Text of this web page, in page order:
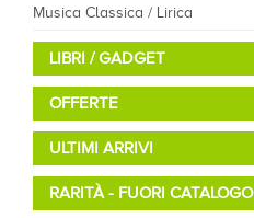
Musica Classica / Lirica
LIBRI / GADGET
OFFERTE
ULTIMI ARRIVI
RARITÀ - FUORI CATALOGO